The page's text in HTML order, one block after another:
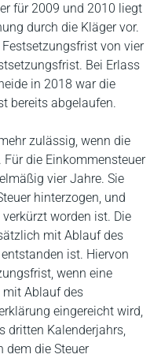
für 2009 und 2010 liegt
durch die Kläger vor.
von vier
Bei Erlass
in 2018 war die
bereits abgelaufen.
zulässig, wenn die
die Einkommensteuer
vier Jahre. Sie
hinterzogen, und
worden ist. Die
mit Ablauf des
ist. Hiervon
wenn eine
mit Ablauf des
eingereicht wird,
dritten Kalenderjahrs,
dem die Steuer